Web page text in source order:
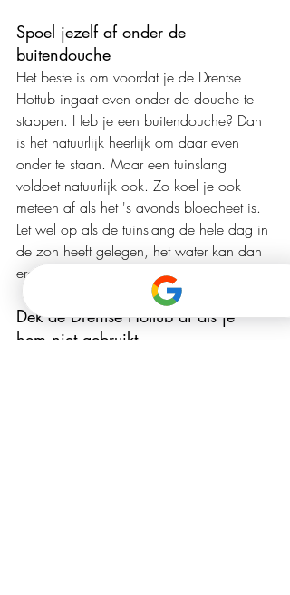
Spoel jezelf af onder de
buitendouche
Het beste is om voordat je de Drentse
Hottub ingaat even onder de douche te
stappen. Heb je een buitendouche? Dan
is het natuurlijk heerlijk om daar even
onder te staan. Maar een tuinslang
voldoet natuurlijk ook. Zo koel je ook
meteen af als het 's avonds bloedheet is.
Let wel op als de tuinslang de hele dag in
de zon heeft gelegen, het water kan dan
erg heet zijn.
Dek de Drentse Hottub af als je
hem niet gebruikt